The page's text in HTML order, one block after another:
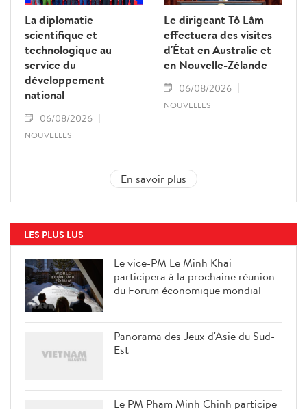
La diplomatie
scientifique et
technologique au
service du
développement
national
06/08/2026
NOUVELLES
Le dirigeant Tô Lâm
effectuera des visites
d'État en Australie et
en Nouvelle-Zélande
06/08/2026
NOUVELLES
En savoir plus
LES PLUS LUS
Le vice-PM Le Minh Khai
participera à la prochaine réunion
du Forum économique mondial
Panorama des Jeux d'Asie du Sud-
Est
Le PM Pham Minh Chinh participe